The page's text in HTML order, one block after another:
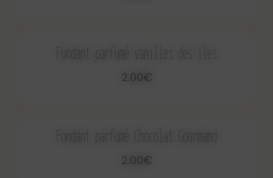
Fondant parfumé vanilles des iles
2.00€
Fondant parfumé Chocolat Gourmand
2.00€